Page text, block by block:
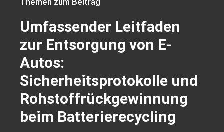
Umfassender Leitfaden
zur Entsorgung von E-
Autos:
Sicherheitsprotokolle und
Rohstoffrückgewinnung
beim Batterierecycling